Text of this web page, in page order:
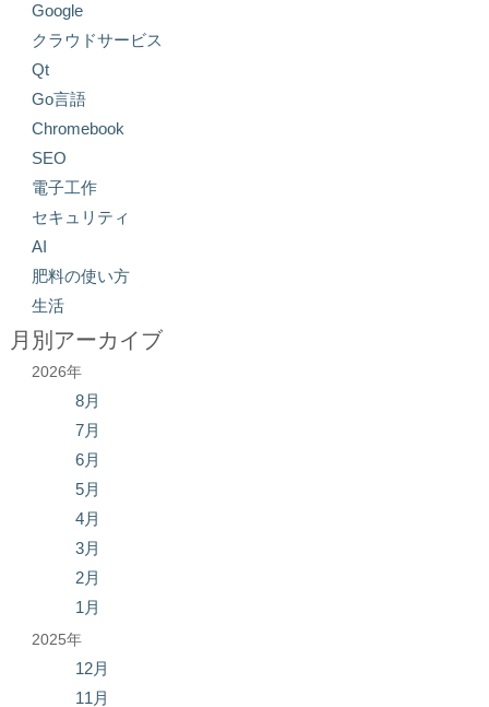
Google
クラウドサービス
Qt
Go言語
Chromebook
SEO
電子工作
セキュリティ
AI
肥料の使い方
生活
月別アーカイブ
2026年
8月
7月
6月
5月
4月
3月
2月
1月
2025年
12月
11月